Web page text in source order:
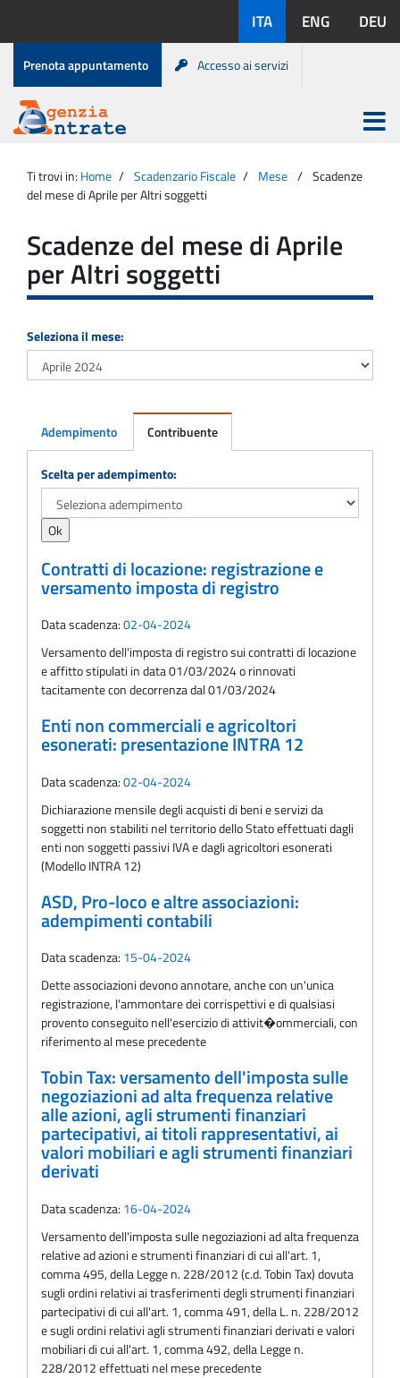
contenuto
disponibili:
ITA ENG DEU
Menu
di
servizio
Prenota appuntamento Accesso ai servizi
Agenzia
Entrate
Apri
menu
principale
Ti trovi in: Home Scadenzario Fiscale Mese
Scadenze
del mese di Aprile per Altri soggetti
Scadenze del mese di Aprile
per Altri soggetti
Seleziona il mese:
Adempimento Contribuente
Adempimento
Scelta per adempimento:
Contratti di locazione: registrazione e
versamento imposta di registro
Data scadenza:02-04-2024
Versamento dell'imposta di registro sui contratti di locazione
e affitto stipulati in data 01/03/2024 o rinnovati
tacitamente con decorrenza dal 01/03/2024
Enti non commerciali e agricoltori
esonerati: presentazione INTRA 12
Data scadenza:02-04-2024
Dichiarazione mensile degli acquisti di beni e servizi da
soggetti non stabiliti nel territorio dello Stato effettuati dagli
enti non soggetti passivi IVA e dagli agricoltori esonerati
(Modello INTRA 12)
ASD, Pro-loco e altre associazioni:
adempimenti contabili
Data scadenza: 15-04-2024
Dette associazioni devono annotare, anche con un'unica
registrazione, l'ammontare dei corrispettivi e di qualsiasi
provento conseguito nell'esercizio di attivit�ommerciali, con
riferimento al mese precedente
Tobin Tax: versamento dell'imposta sulle
negoziazioni ad alta frequenza relative
alle azioni, agli strumenti finanziari
partecipativi, ai titoli rappresentativi, ai
valori mobiliari e agli strumenti finanziari
derivati
Data scadenza: 16-04-2024
Versamento dell'imposta sulle negoziazioni ad alta frequenza
relative ad azioni e strumenti finanziari di cui all'art. 1,
comma 495, della Legge n. 228/2012 (c.d. Tobin Tax) dovuta
sugli ordini relativi ai trasferimenti degli strumenti finanziari
partecipativi di cui all'art. 1, comma 491, della L. n. 228/2012
e sugli ordini relativi agli strumenti finanziari derivati e valori
mobiliari di cui all'art. 1, comma 492, della Legge n.
228/2012 effettuati nel mese precedente